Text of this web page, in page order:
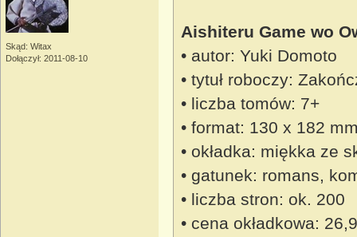
Skąd: Witax
Dołączył: 2011-08-10
Aishiteru Game wo
• autor: Yuki Domoto
• tytuł roboczy:
• liczba tomów: 7+
• format: 130 x 182
• okładka: miękka ze
• gatunek: romans,
• liczba stron: ok. 200
• cena okładkowa: